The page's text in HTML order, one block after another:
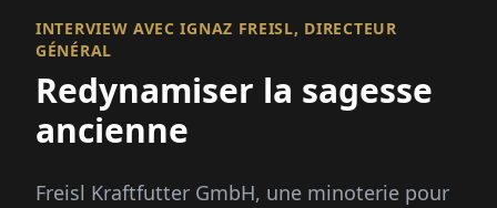
INTERVIEW AVEC IGNAZ FREISL, DIRECTEUR
GÉNÉRAL
Redynamiser la sagesse
ancienne
Freisl Kraftfutter GmbH, une minoterie pour